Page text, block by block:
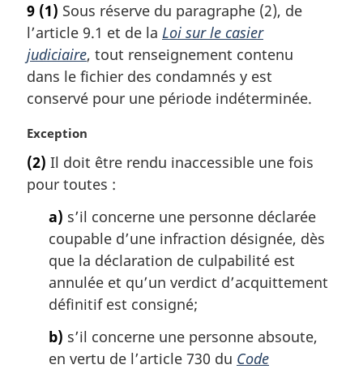
t
e
m
a
g
n
a
e
9 (1) Sous réserve du paragraphe (2), de
l’article 9.1 et de la Loi sur le casier
judiciaire, tout renseignement contenu
dans le fichier des condamnés y est
conservé pour une période indéterminée.
N
t
e
Exception
(2) Il doit être rendu inaccessible une fois
pour toutes :
a) s’il concerne une personne déclarée
coupable d’une infraction désignée, dès
que la déclaration de culpabilité est
annulée et qu’un verdict d’acquittement
définitif est consigné;
b) s’il concerne une personne absoute,
en vertu de l’article 730 du Code